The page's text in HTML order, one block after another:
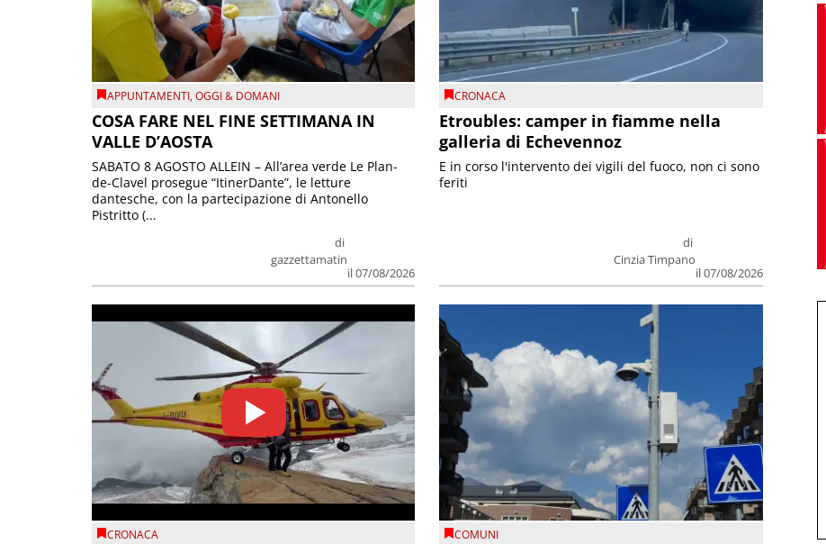
APPUNTAMENTI,OGGI & DOMANI
COSA FARE NEL FINE SETTIMANA IN
VALLE D’AOSTA
di
gazzettamatin
il 07/08/2026
SABATO 8 AGOSTO ALLEIN – All’area verde Le Plan-
de-Clavel prosegue “ItinerDante”, le letture
dantesche, con la partecipazione di Antonello
Pistritto (...
CRONACA
Etroubles: camper in fiamme nella
galleria di Echevennoz
di
Cinzia Timpano
il 07/08/2026
E in corso l'intervento dei vigili del fuoco, non ci sono
feriti
CRONACA COMUNI